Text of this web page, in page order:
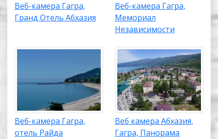
Веб-камера Гагра,
Гранд Отель Абхазия
Веб-камера Гагра,
Мемориал
Независимости
Веб-камера Гагра,
отель Райда
Веб камера Абхазия,
Гагра, Панорама